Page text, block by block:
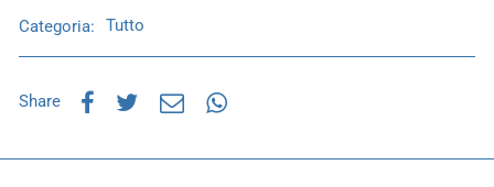
Categoria: Tutto
Share